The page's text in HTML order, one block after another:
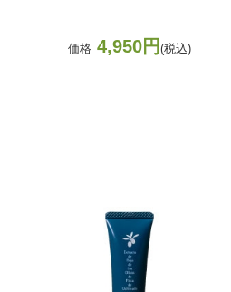
価格 4,950円(税込)